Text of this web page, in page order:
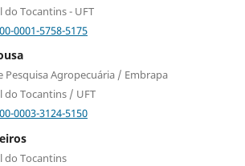
do Tocantins - UFT
0001-5758-5175
Pesquisa Agropecuária / Embrapa
do Tocantins / UFT
0003-3124-5150
do Tocantins